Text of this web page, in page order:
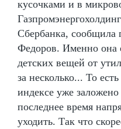
кусочками и в
Сбербанка, сообщила
Федоров. Именно она
детских вещей от
за несколько... То
индексе уже
последнее время
уходить. Так что